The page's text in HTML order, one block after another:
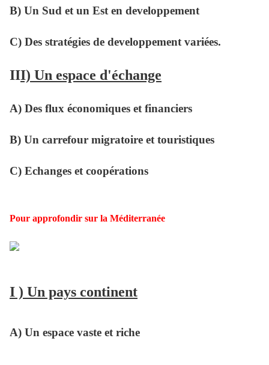
B) Un Sud et un Est en developpement
C) Des stratégies de developpement variées.
III) Un espace d'échange
A) Des flux économiques et financiers
B) Un carrefour migratoire et touristiques
C) Echanges et coopérations
Pour approfondir sur la Méditerranée
I ) Un pays continent
A) Un espace vaste et riche